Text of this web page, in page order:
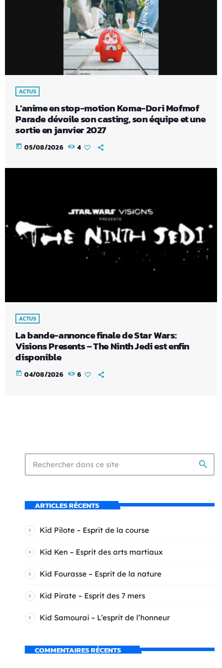
ACTUS
L’anime en stop-motion Koma-Dori Mofmof
Parade dévoile son casting, son équipe et une
sortie en janvier 2027
today 05/08/2026 4
ACTUS
La bande-annonce finale de Star Wars:
Visions Presents – The Ninth Jedi est enfin
disponible
today 04/08/2026 6
search
ARTICLES RÉCENTS
Kid Pilote – Esprit de la course
Kid Ken – Esprit des arts martiaux
Kid Fourasse – Esprit de la nature
Kid Pirate – Esprit des 7 mers
Kid Samourai – L’esprit de l’honneur
COMMENTAIRES RÉCENTS